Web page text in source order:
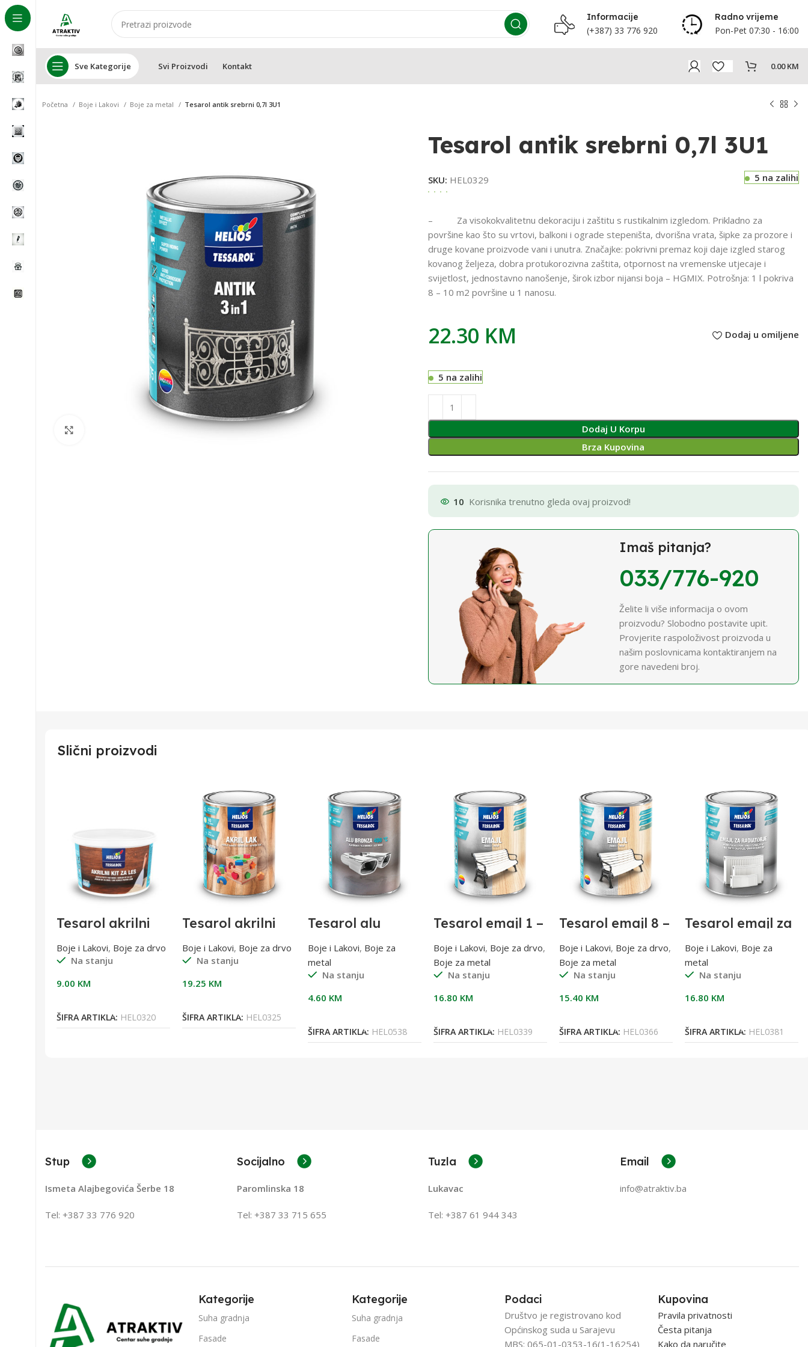
Informacije
(+387) 33 776 920
Radno vrijeme
Pon-Pet 07:30 - 16:00
Sve Kategorije Svi Proizvodi Kontakt 0.00KM
Početna Boje i Lakovi Boje za metal Tesarol antik srebrni 0,7l 3U1
Tesarol antik srebrni 0,7l 3U1
SKU: HEL0329 5 na zalihi
– Za visokokvalitetnu dekoraciju i zaštitu s rustikalnim izgledom. Prikladno za
površine kao što su vrtovi, balkoni i ograde stepeništa, dvorišna vrata, šipke za prozore i
druge kovane proizvode vani i unutra. Značajke: pokrivni premaz koji daje izgled starog
kovanog željeza, dobra protukorozivna zaštita, otpornost na vremenske utjecaje i
svijetlost, jednostavno nanošenje, širok izbor nijansi boja – HGMIX. Potrošnja: 1 l pokriva
8 – 10 m2 površine u 1 nanosu.
22.30 KM Dodaj u omiljene
5 na zalihi
Dodaj U Korpu
Brza Kupovina
10 Korisnika trenutno gleda ovaj proizvod!
Imaš pitanja?
033/776-920
Želite li više informacija o ovom
proizvodu? Slobodno postavite upit.
Provjerite raspoloživost proizvoda u
našim poslovnicama kontaktiranjem na
gore navedeni broj.
Slični proizvodi
Tesarol akrilni
0,75kg
Boje i Lakovi, Boje za drvo
Na stanju
9.00 KM
ŠIFRA ARTIKLA: HEL0320
Tesarol akrilni
0,75l
Boje i Lakovi, Boje za drvo
Na stanju
19.25 KM
ŠIFRA ARTIKLA: HEL0325
Tesarol alu
0,20L
Boje i Lakovi, Boje za
metal
Na stanju
4.60 KM
ŠIFRA ARTIKLA: HEL0538
Tesarol emajl 1 –
BIJELI SATIN;
0,75l (mat)
Boje i Lakovi, Boje za drvo,
Boje za metal
Na stanju
16.80 KM
ŠIFRA ARTIKLA: HEL0339
Tesarol emajl 8 –
Boje i Lakovi, Boje za drvo,
Boje za metal
Na stanju
15.40 KM
ŠIFRA ARTIKLA: HEL0366
Tesarol emajl za
radijatore 0,75
Boje i Lakovi, Boje za
metal
Na stanju
16.80 KM
ŠIFRA ARTIKLA: HEL0381
Stup
Ismeta Alajbegovića Šerbe 18
Tel: +387 33 776 920
Socijalno
Paromlinska 18
Tel: +387 33 715 655
Tuzla
Lukavac
Tel: +387 61 944 343
Email
info@atraktiv.ba
Kategorije
Suha gradnja
Fasade
Kategorije
Suha gradnja
Fasade
Podaci
Društvo je registrovano kod
Općinskog suda u Sarajevu
MBS: 065-01-0353-16(1-16254)
Kupovina
Pravila privatnosti
Česta pitanja
Kako da naručite